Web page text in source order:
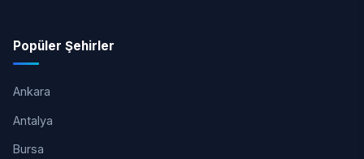
Popüler Şehirler
Ankara
Antalya
Bursa